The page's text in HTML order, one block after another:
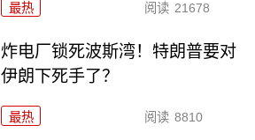
最热 阅读 21678
炸电厂锁死波斯湾！特朗普要对
伊朗下死手了？
最热 阅读 8810